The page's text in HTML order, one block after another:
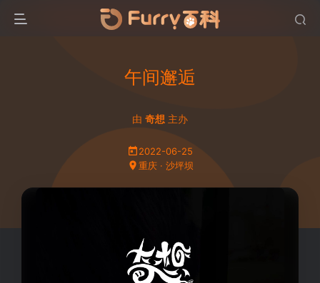
午间邂逅
由 奇想 主办
2022-06-25
重庆 · 沙坪坝